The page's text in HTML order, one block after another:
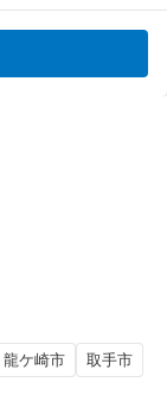
龍ケ崎市
取手市